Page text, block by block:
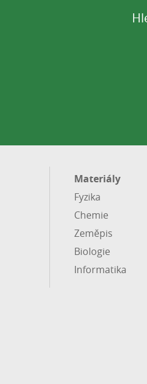
Materiály
Fyzika
Chemie
Zeměpis
Biologie
Informatika